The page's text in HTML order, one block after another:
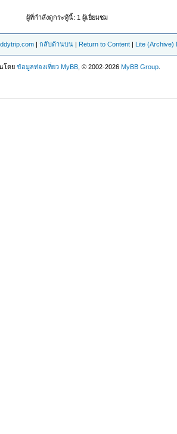
ผู้ที่กำลังดูกระทู้นี้: 1 ผู้เยี่ยมชม
|กลับด้านบน | Return to Content | Lite (Archive)
โดยข้อมูลท่องเที่ยว MyBB , © 2002-2026MyBB Group